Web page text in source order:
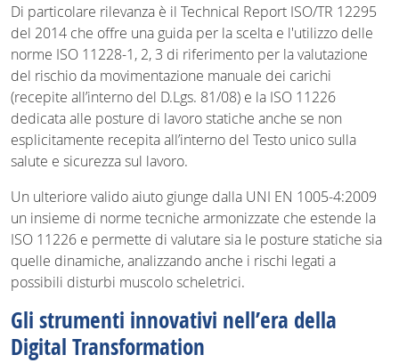
Di particolare rilevanza è il Technical Report ISO/TR 12295
del 2014 che offre una guida per la scelta e l'utilizzo delle
norme ISO 11228-1, 2, 3 di riferimento per la valutazione
del rischio da movimentazione manuale dei carichi
(recepite all’interno del D.Lgs. 81/08) e la ISO 11226
dedicata alle posture di lavoro statiche anche se non
esplicitamente recepita all’interno del Testo unico sulla
salute e sicurezza sul lavoro.
Un ulteriore valido aiuto giunge dalla UNI EN 1005-4:2009
un insieme di norme tecniche armonizzate che estende la
ISO 11226 e permette di valutare sia le posture statiche sia
quelle dinamiche, analizzando anche i rischi legati a
possibili disturbi muscolo scheletrici.
Gli strumenti innovativi nell’era della
Digital Transformation